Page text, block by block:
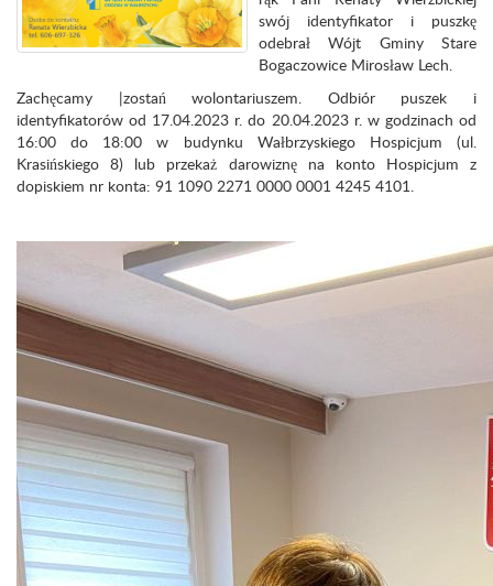
swój identyfikator i puszkę
odebrał Wójt Gminy Stare
Bogaczowice Mirosław Lech.
Zachęcamy |zostań wolontariuszem. Odbiór puszek i
identyfikatorów od 17.04.2023 r. do 20.04.2023 r. w godzinach od
16:00 do 18:00 w budynku Wałbrzyskiego Hospicjum (ul.
Krasińskiego 8) lub przekaż darowiznę na konto Hospicjum z
dopiskiem nr konta: 91 1090 2271 0000 0001 4245 4101.